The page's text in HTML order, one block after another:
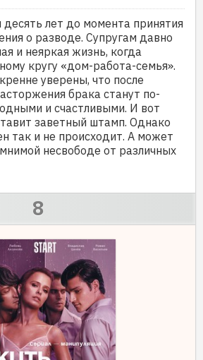
лет до момента принятия
о разводе. Супругам давно
и неяркая жизнь, когда
кругу «дом-работа-семья».
уверены, что после
брака станут по-
и счастливыми. И вот
заветный штамп. Однако
так и не происходит. А может
несвободе от различных